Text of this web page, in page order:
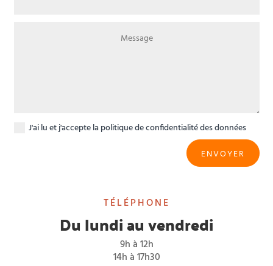
J'ai lu et j'acceptela politique de confidentialité des données
ENVOYER
TÉLÉPHONE
Du lundi au vendredi
9h à 12h
14h à 17h30